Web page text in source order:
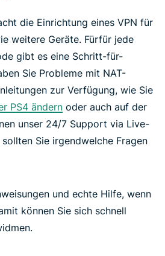
die Einrichtung eines VPN für
weitere Geräte. Fürfür jede
gibt es eine Schritt-für-
Sie Probleme mit NAT-
zur Verfügung, wie Sie
PS4 ändern oder auch auf der
unser 24/7 Support via Live-
Sie irgendwelche Fragen
und echte Hilfe, wenn
können Sie sich schnell